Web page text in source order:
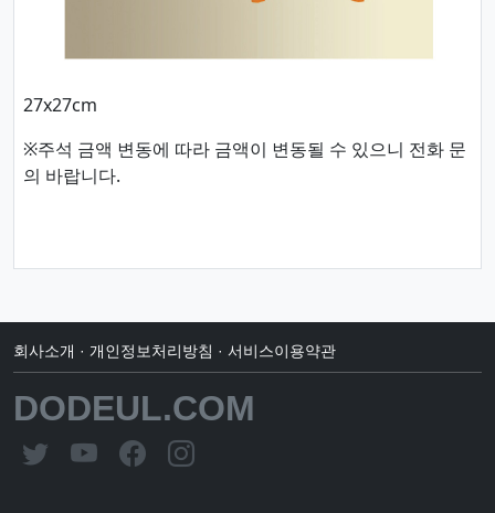
27x27cm
※주석 금액 변동에 따라 금액이 변동될 수 있으니 전화 문
의 바랍니다.
회사소개 · 개인정보처리방침 · 서비스이용약관
DODEUL.COM